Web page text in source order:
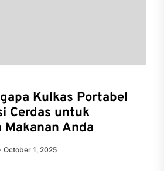
Kulkas Portabel
Cerdas untuk
Anda
October 1, 2025